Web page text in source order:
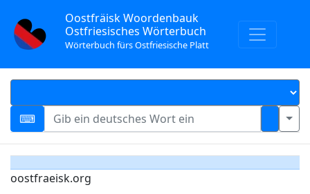
Oostfräisk Woordenbauk
Ostfriesisches Wörterbuch
Wörterbuch fürs Ostfriesische Platt
oostfraeisk.org